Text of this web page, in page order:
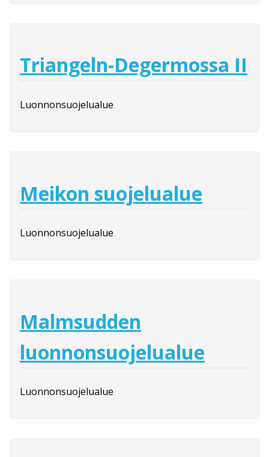
Triangeln-Degermossa II
Luonnonsuojelualue
Meikon suojelualue
Luonnonsuojelualue
Malmsudden
luonnonsuojelualue
Luonnonsuojelualue